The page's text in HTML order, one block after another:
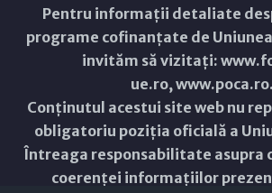
Pentru informații detaliate
programe cofinanțate de
invităm să vizitați:
ue.ro, www.poca.ro.
Conținutul acestui site web nu
obligatoriu poziția oficială a
Întreaga responsabilitate asupra
coerenței informațiilor